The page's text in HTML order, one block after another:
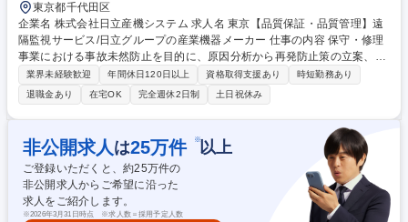
東京都千代田区
企業名 株式会社日立産機システム 求人名 東京【品質保証・品質管理】遠
隔監視サービス/日立グループの産業機器メーカー 仕事の内容 保守・修理
事業における事故未然防止を目的に、原因分析から再発防止策の立案、顧
客引渡しまでの品質業務をお任せします。部門内の品質保証体制構築や、
全社品質規程に基づく運用・改善にも携わっていただきます。 【具体的に
は】 サービス事故発生時の原因分析、是正・再発防止策を策定していただ
きます。策定内容を部門内へ展開し、品質保証規程に沿った運用を推進し
ます。ISO9001に基づく品質マネジメントシステムの運営、認証取得・維
持対応を行いながら、品質保証体制の企画・構築を進めていただきます。
■業務内容の変更の範囲：当社業務全般 募集職種 東京【品質保証・品質管
理】遠隔監視サービス/日立グループの産業機器メーカー
業界未経験歓迎 年間休日120日以上 資格取得支援あり
時短勤務あり
退職金あり
在宅OK 完全週休2日制 土日祝休み
非公開求人 は25万件 ※以上
ご登録いただくと、約25万件の
非公開求人からご希望に沿った
求人をご紹介します。
※2026年3月31日時点 ※求人数＝採用予定人数